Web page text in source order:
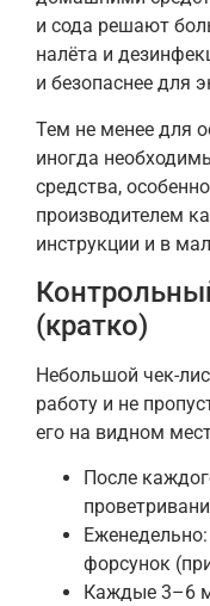
и сода решают
налёта и
и безопаснее для
Тем не менее для
иногда
средства,
производителем
инструкции и в
(кратко)
Небольшой чек-
работу и не
его на видном
После
форсунок
Каждые 3–6